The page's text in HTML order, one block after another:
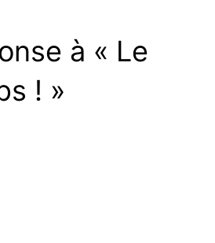
à « Le
! »